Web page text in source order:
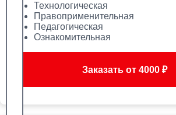
Технологическая
Правоприменительная
Педагогическая
Ознакомительная
Заказать от 4000 ₽